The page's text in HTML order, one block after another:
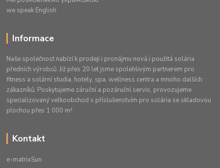
we speak English
Informace
Naše společnost nabízí k prodeji i pronájmu nová i použitá solária
předních výrobců. Již přes 20 let jsme spolehlivým partnerem pro
fitness a solární studia, hotely, spa, wellness centra a mnoho dalších
zákazníků. Poskytujeme záruční a pozáruční servis, provozujeme
specializovaný velkoobchod s příslušenstvím pro solária se skladovou
plochou přes 1 000 m²
Kontakt
e-matrixSun